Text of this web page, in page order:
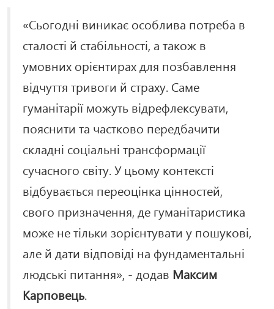
«Сьогодні виникає особлива потреба в
сталості й стабільності, а також в
умовних орієнтирах для позбавлення
відчуття тривоги й страху. Саме
гуманітарії можуть відрефлексувати,
пояснити та частково передбачити
складні соціальні трансформації
сучасного світу. У цьому контексті
відбувається переоцінка цінностей,
свого призначення, де гуманітаристика
може не тільки зорієнтувати у пошукові,
але й дати відповіді на фундаментальні
людські питання», - додав Максим
Карповець.